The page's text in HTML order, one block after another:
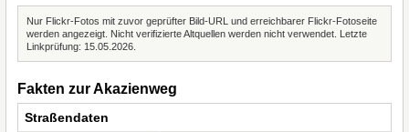
Nur Flickr-Fotos mit zuvor geprüfter Bild-URL und erreichbarer Flickr-Fotoseite
werden angezeigt. Nicht verifizierte Altquellen werden nicht verwendet. Letzte
Linkprüfung: 15.05.2026.
Fakten zur Akazienweg
Straßendaten